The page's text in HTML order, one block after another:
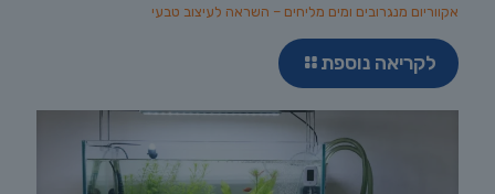
אקווריום מנגרובים ומים מליחים – השראה לעיצוב טבעי
לקריאה נוספת